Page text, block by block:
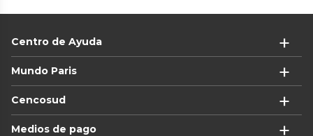
Centro de Ayuda
Mundo Paris
Cencosud
Medios de pago